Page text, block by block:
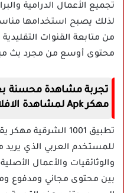
تجميع الأعمال الدرامية
لذلك يصبح استخدامها
من متابعة القنوات
محتوى أوسع من مجرد بث
تجربة مشاهدة محسنة
مهكر Apk لمشاهدة الافلام والمسلسلات
تطبيق 1001
للمستخدم العربي الذي يريد
والوثائقيات والأعمال
بين محتوى مجاني ومدفوع